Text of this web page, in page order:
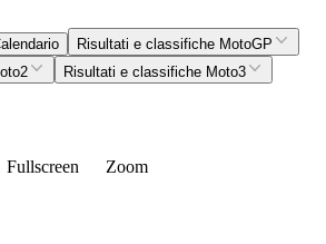
Risultati e classifiche MotoGP
Risultati e classifiche Moto3
Fullscreen Zoom